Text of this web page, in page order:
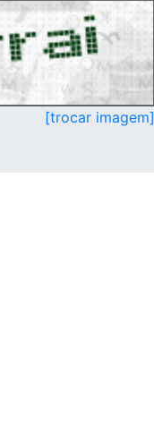
[trocar imagem]